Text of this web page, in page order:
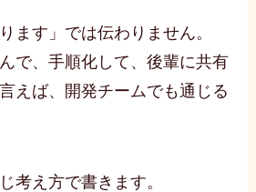
ます」では伝わりません。
で、手順化して、後輩に共有
えば、開発チームでも通じる
考え方で書きます。